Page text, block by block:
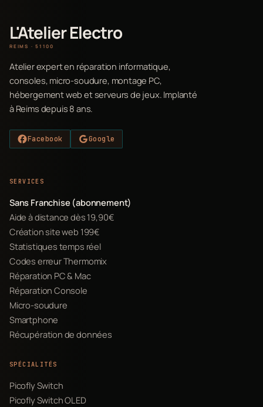
L'Atelier Electro
REIMS · 51100
Atelier expert en réparation informatique,
consoles, micro-soudure, montage PC,
hébergement web et serveurs de jeux. Implanté
à Reims depuis 8 ans.
Facebook Google
SERVICES
Sans Franchise (abonnement)
Aide à distance dès 19,90€
Création site web 199€
Statistiques temps réel
Codes erreur Thermomix
Réparation PC & Mac
Réparation Console
Micro-soudure
Smartphone
Récupération de données
SPÉCIALITÉS
Picofly Switch
Picofly Switch OLED